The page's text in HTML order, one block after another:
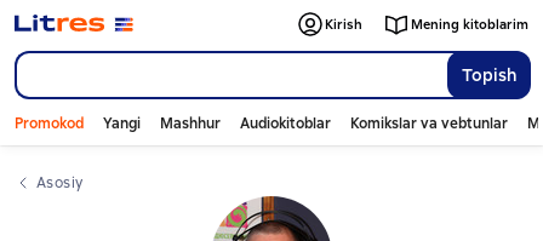
Topish
Kirish Mening kitoblarim
Promokod Yangi Mashhur Audiokitoblar Komikslar va vebtunlar
Asosiy
Слайдер с книгами
Слайдер с книгами